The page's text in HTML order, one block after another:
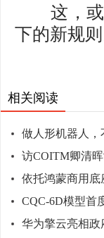
这，或
下的新规
相关阅读
做人形机器人，
访COITM卿清
依托鸿蒙商用底
CQC-6D模型首
华为擎云亮相